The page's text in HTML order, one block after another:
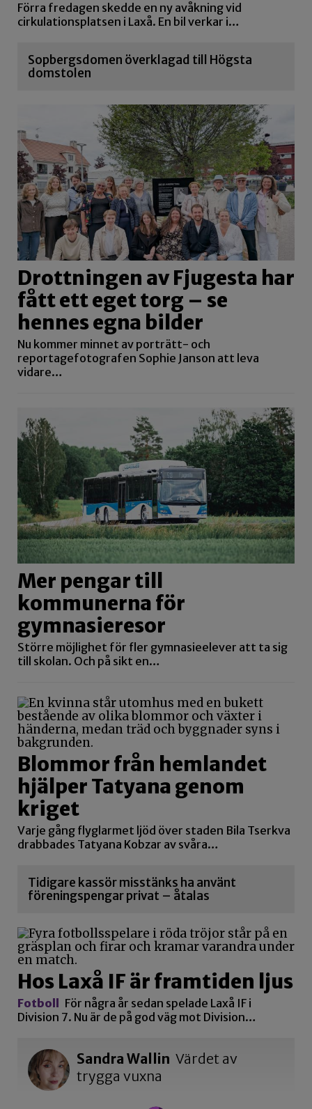
Förra fredagen skedde en ny avåkning vid
cirkulationsplatsen i Laxå. En bil verkar i…
Sopbergsdomen överklagad till Högsta
domstolen
Drottningen av Fjugesta har
fått ett eget torg – se
hennes egna bilder
Nu kommer minnet av porträtt- och
reportagefotografen Sophie Janson att leva
vidare…
Mer pengar till
kommunerna för
gymnasieresor
Större möjlighet för fler gymnasieelever att ta sig
till skolan. Och på sikt en…
Blommor från hemlandet
hjälper Tatyana genom
kriget
Varje gång flyglarmet ljöd över staden Bila Tserkva
drabbades Tatyana Kobzar av svåra…
Tidigare kassör misstänks ha använt
föreningspengar privat – åtalas
Hos Laxå IF är framtiden ljus
Fotboll
För några år sedan spelade Laxå IF i
Division 7. Nu är de på god väg mot Division…
Sandra Wallin Värdet av
trygga vuxna